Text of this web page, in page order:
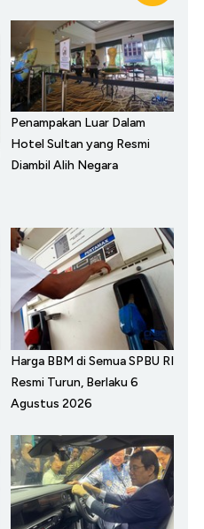
Penampakan Luar Dalam
Hotel Sultan yang Resmi
Diambil Alih Negara
Harga BBM di Semua SPBU RI
Resmi Turun, Berlaku 6
Agustus 2026